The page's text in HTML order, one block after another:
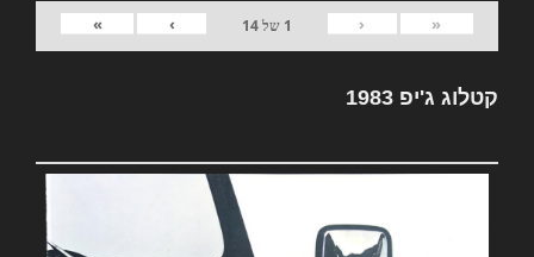
«
‹
1 של14
›
»
קטלוג ג'יפ 1983